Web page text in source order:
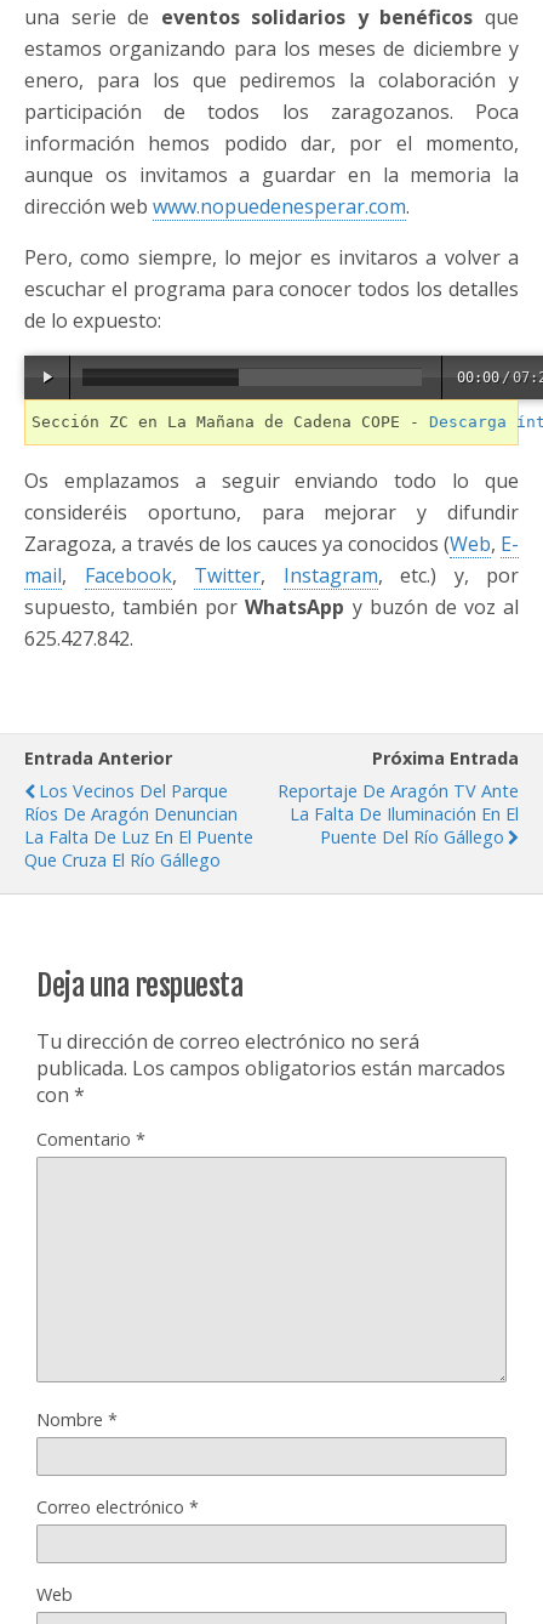
una serie de eventos solidarios y benéficos que
estamos organizando para los meses de diciembre y
enero, para los que pediremos la colaboración y
participación de todos los zaragozanos. Poca
información hemos podido dar, por el momento,
aunque os invitamos a guardar en la memoria la
dirección web www.nopuedenesperar.com.
Pero, como siempre, lo mejor es invitaros a volver a
escuchar el programa para conocer todos los detalles
de lo expuesto:
00:00 /
Sección ZC en La Mañana de Cadena COPE - Descarga
Os emplazamos a seguir enviando todo lo que
consideréis oportuno, para mejorar y difundir
Zaragoza, a través de los cauces ya conocidos (Web, E-
mail, Facebook, Twitter, Instagram, etc.) y, por
supuesto, también porWhatsApp y buzón de voz al
625.427.842.
Entrada Anterior
Los Vecinos Del Parque
Ríos De Aragón Denuncian
La Falta De Luz En El Puente
Que Cruza El Río Gállego
Próxima Entrada
Reportaje De Aragón TV Ante
La Falta De Iluminación En El
Puente Del Río Gállego
Deja una respuesta
Tu dirección de correo electrónico no será
publicada. Los campos obligatorios están marcados
con *
Comentario *
Nombre *
Correo electrónico *
Web